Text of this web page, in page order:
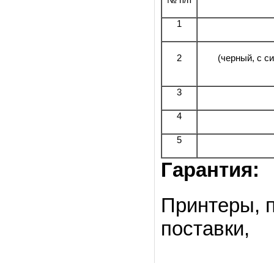
1
2 (черный, с
3
4
5
Гарантия:
Принтеры,
поставки,